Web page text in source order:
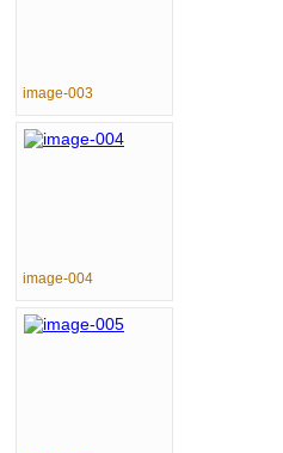
image-003
image-004